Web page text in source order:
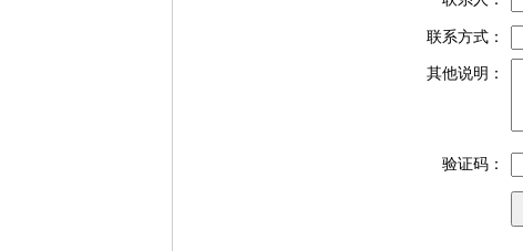
联系方式：
其他说明：
验证码：